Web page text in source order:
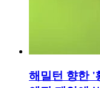
해밀턴 향한 '